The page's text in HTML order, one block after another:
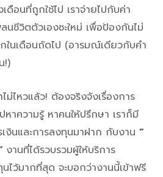
ดือนที่ถูกใช้ไป เราจ่ายไปกับค่า
ลนชีวิตตัวเองซะใหม่ เพื่อป้องกันไม่
นเดือนถัดไป (อารมณ์เดียวกับคำ
!)
ไหวแล้ว! ต้องจริงจังเรื่องการ
หาความรู้ หาคนให้ปรึกษา เราก็มี
งินและการลงทุนมาฝาก กับงาน ”
งานที่ได้รวบรวมผู้ให้บริการ
นไว้มากที่สุด จะบอกว่างานนี้เข้าฟรี